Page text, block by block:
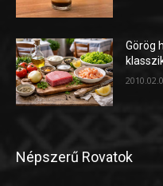
Görög
Népszerű Rovatok